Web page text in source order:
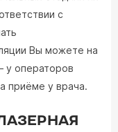
с
Вы можете на
у операторов
приёме у врача.